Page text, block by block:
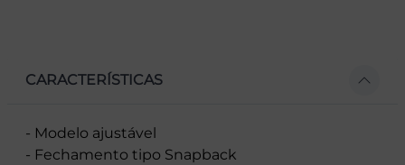
CARACTERÍSTICAS
- Modelo ajustável
- Fechamento tipo Snapback